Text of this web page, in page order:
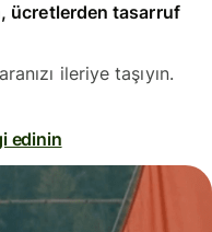
ücretlerden tasarruf
ileriye taşıyın.
edinin